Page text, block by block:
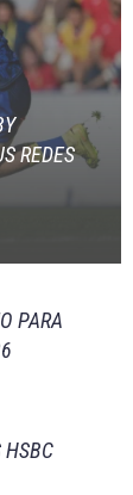
REDES
PARA
HSBC